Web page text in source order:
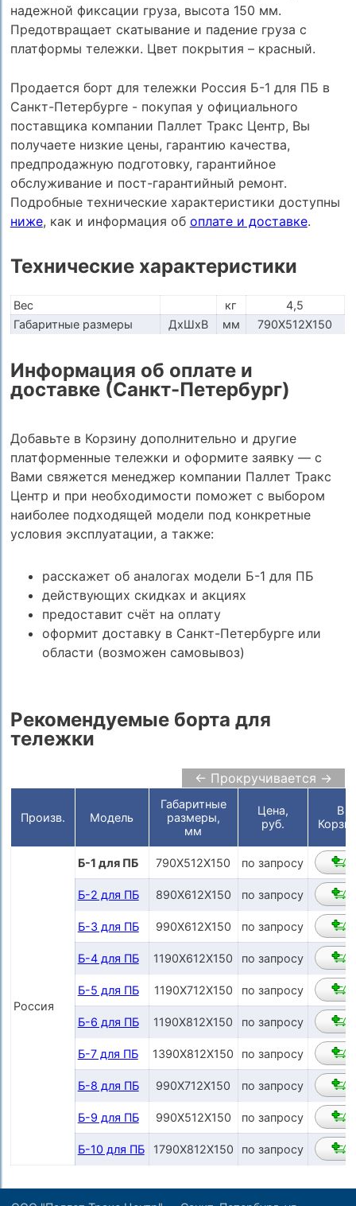
надежной фиксации груза, высота 150 мм.
Предотвращает скатывание и падение груза с
платформы тележки. Цвет покрытия – красный.
Продается борт для тележки Россия Б-1 для ПБ в
Санкт-Петербурге - покупая у официального
поставщика компании Паллет Тракс Центр, Вы
получаете низкие цены, гарантию качества,
предпродажную подготовку, гарантийное
обслуживание и пост-гарантийный ремонт.
Подробные технические характеристики доступны
ниже, как и информация об оплате и доставке.
Технические характеристики
Вес кг
4,5
Габаритные размеры
ДхШхВ мм 790Х512Х150
Информация об оплате и
доставке (Санкт-Петербург)
Добавьте в Корзину дополнительно и другие
платформенные тележки и оформите заявку — с
Вами свяжется менеджер компании Паллет Тракс
Центр и при необходимости поможет с выбором
наиболее подходящей модели под конкретные
условия эксплуатации, а также:
расскажет об аналогах модели Б-1 для ПБ
действующих скидках и акциях
предоставит счёт на оплату
оформит доставку в Санкт-Петербурге или
области (возможен самовывоз)
Рекомендуемые борта для
тележки
← Прокручивается →
Произв. Модель
Габаритные
размеры,
мм
Цена,
руб.
В
Россия
Б-1 для ПБ 790Х512Х150 по запросу
Б-2 для ПБ 890Х612Х150 по запросу
Б-3 для ПБ 990Х612Х150 по запросу
Б-4 для ПБ 1190Х612Х150 по запросу
Б-5 для ПБ 1190Х712Х150 по запросу
Б-6 для ПБ 1190Х812Х150 по запросу
Б-7 для ПБ 1390Х812Х150 по запросу
Б-8 для ПБ 990Х712Х150 по запросу
Б-9 для ПБ 990Х512Х150 по запросу
Б-10 для ПБ 1790Х812Х150 по запросу